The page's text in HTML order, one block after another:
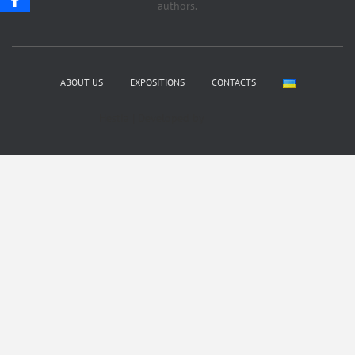
authors.
ABOUT US EXPOSITIONS CONTACTS